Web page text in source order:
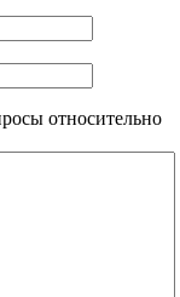
относительно